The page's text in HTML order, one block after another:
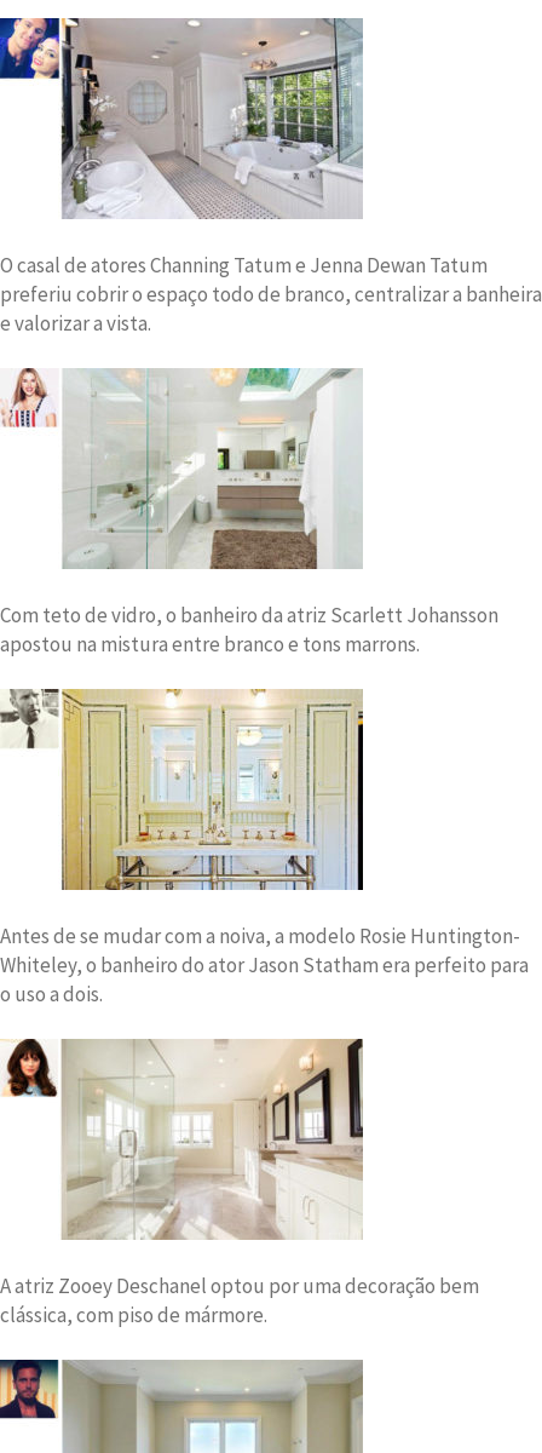
O casal de atores Channing Tatum e Jenna Dewan Tatum
preferiu cobrir o espaço todo de branco, centralizar a banheira
e valorizar a vista.
Com teto de vidro, o banheiro da atriz Scarlett Johansson
apostou na mistura entre branco e tons marrons.
Antes de se mudar com a noiva, a modelo Rosie Huntington-
Whiteley, o banheiro do ator Jason Statham era perfeito para
o uso a dois.
A atriz Zooey Deschanel optou por uma decoração bem
clássica, com piso de mármore.